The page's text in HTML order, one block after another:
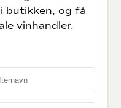
butikken, og få
vinhandler.